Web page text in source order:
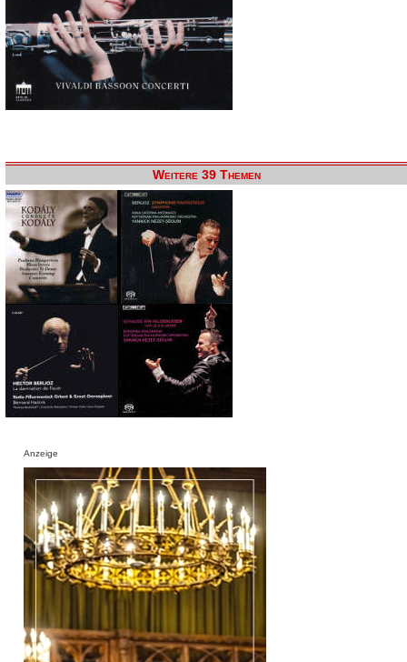
Weitere 39 Themen
Anzeige